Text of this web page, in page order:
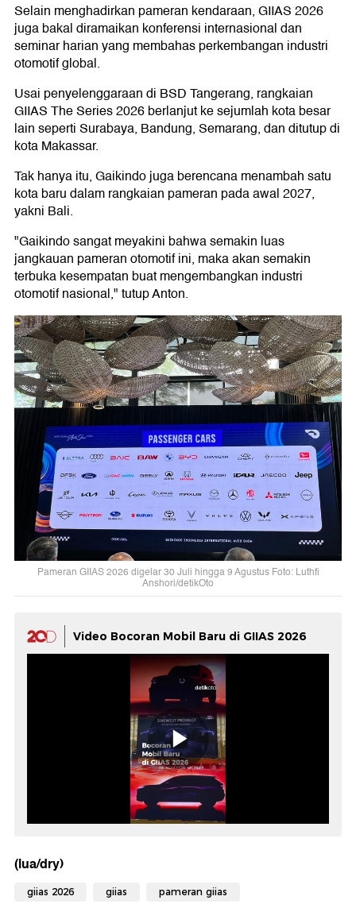
Selain menghadirkan pameran kendaraan, GIIAS 2026
juga bakal diramaikan konferensi internasional dan
seminar harian yang membahas perkembangan industri
otomotif global.
Usai penyelenggaraan di BSD Tangerang, rangkaian
GIIAS The Series 2026 berlanjut ke sejumlah kota besar
lain seperti Surabaya, Bandung, Semarang, dan ditutup di
kota Makassar.
Tak hanya itu, Gaikindo juga berencana menambah satu
kota baru dalam rangkaian pameran pada awal 2027,
yakni Bali.
"Gaikindo sangat meyakini bahwa semakin luas
jangkauan pameran otomotif ini, maka akan semakin
terbuka kesempatan buat mengembangkan industri
otomotif nasional," tutup Anton.
Pameran GIIAS 2026 digelar 30 Juli hingga 9 Agustus Foto: Luthfi
Anshori/detikOto
Video Bocoran Mobil Baru di GIIAS 2026
(lua/dry)
giias 2026 giias pameran giias